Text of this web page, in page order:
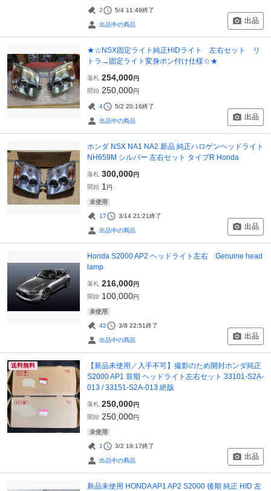
2 5/4 11:49終了
出品中の商品 出品
★☆NSX固定ライト純正HIDライト 左右セット リ
トラ→固定ライト変身ポン付け仕様☆★
落札 254,000円
開始 250,000円
4 5/2 20:16終了
出品中の商品 出品
ホンダ NSX NA1 NA2 新品 純正ハロゲンヘッドライト
NH659M シルバー 左右セット タイプR Honda
落札 300,000円
開始 1 円
未使用
17 3/14 21:21終了
出品中の商品 出品
Honda S2000 AP2 ヘッドライト左右 Genuine head
lamp
落札 216,000円
開始 100,000円
未使用
42 3/8 22:51終了
出品中の商品 出品
送料無料
【新品未使用／入手不可】撮影のため開封ホンダ純正
S2000 AP1 前期 ヘッドライト左右セット 33101-S2A-
013 / 33151-S2A-013 絶版
落札 250,000円
開始 250,000円
未使用
1 3/2 19:17終了
出品中の商品 出品
新品未使用 HONDA AP1 AP2 S2000 後期 純正 HID 左